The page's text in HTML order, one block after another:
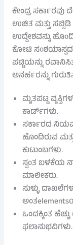
ಕೇಂದ್ರ
ಉಚಿತ ಮತ್ತು
ಉದ್ದೇಶವನ್ನು
ಕೋಟಿ ಸಂಶಯಾಸ್ಪದ
ಪಟ್ಟಿಯನ್ನು
ಅನರ್ಹರನ್ನು
ಮೃತಪಟ್ಟ
ಕಾರ್ಡ್‌ಗಳು.
ಸರ್ಕಾರದ
ಹೊಂದಿರುವ
ಕುಟುಂಬಗಳು.
ಸ್ವಂತ ಬಳಕೆಯ
ಮಾಲೀಕರು.
ಸುಳ್ಳು
ಒಂದಕ್ಕಿಂತ
ಫಲಾನುಭವಿಗಳು.